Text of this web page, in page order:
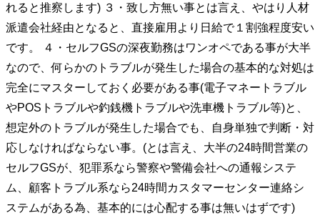
れると推察します) ３・致し方無い事とは言え、やはり人材
派遣会社経由となると、直接雇用より日給で１割強程度安い
です。 ４・セルフGSの深夜勤務はワンオペである事が大半
なので、何らかのトラブルが発生した場合の基本的な対処は
完全にマスターしておく必要がある事(電子マネートラブル
やPOSトラブルや釣銭機トラブルや洗車機トラブル等)と、
想定外のトラブルが発生した場合でも、自身単独で判断・対
応しなければならない事。(とは言え、大半の24時間営業の
セルフGSが、犯罪系なら警察や警備会社への通報システ
ム、顧客トラブル系なら24時間カスタマーセンター連絡シ
ステムがある為、基本的には心配する事は無いはずです)